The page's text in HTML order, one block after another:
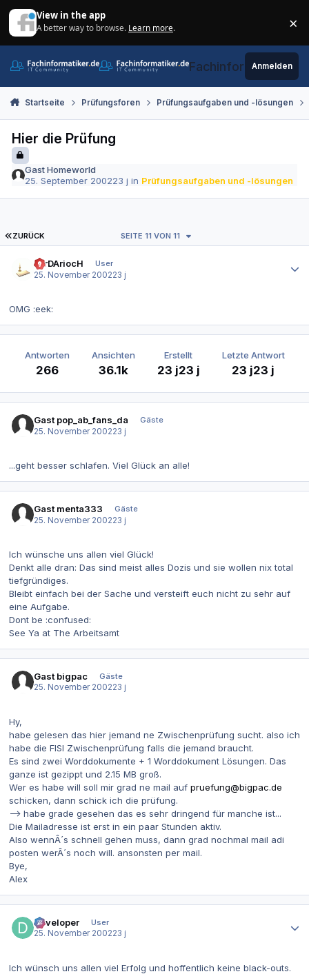
View in the app
A better way to browse. Learn more. ×
Fachinformatiker.de
Anmelden
Startseite Prüfungsforen Prüfungsaufgaben und -lösungen
Hier die Prüfung
Gast Homeworld
25. September 200223 j in Prüfungsaufgaben und -lösungen
ERSTE SEITE
ZURÜCK SEITE 11 VON 11
LorDAriocH
User
25. November 200223 j
OMG :eek:
Antworten
266
Ansichten
36.1k
Erstellt
23 j23 j
Letzte Antwort
23 j23 j
Gast pop_ab_fans_da
Gäste
25. November 200223 j
...geht besser schlafen. Viel Glück an alle!
Gast menta333
Gäste
25. November 200223 j
Ich wünsche uns allen viel Glück!
Denkt alle dran: Das sind meist alles Dozis und sie wollen nix total
tiefgründiges.
Bleibt einfach bei der Sache und versteift euch nicht zu sehr auf
eine Aufgabe.
Dont be :confused:
See Ya at The Arbeitsamt
Gast bigpac
Gäste
25. November 200223 j
Hy,
habe gelesen das hier jemand ne Zwischenprüfung sucht. also ich
habe die FISI Zwischenprüfung falls die jemand braucht.
Es sind zwei Worddokumente + 1 Worddokument Lösungen. Das
ganze ist gezippt und 2.15 MB groß.
Wer es habe will soll mir grad ne mail auf pruefung@bigpac.de
schicken, dann schick ich die prüfung.
--> habe grade gesehen das es sehr dringend für manche ist...
Die Mailadresse ist erst in ein paar Stunden aktiv.
Also wennÂ´s schnell gehen muss, dann grad nochmal mail adi
posten werÂ´s noch will. ansonsten per mail.
Bye,
Alex
developer
User
25. November 200223 j
Ich wünsch uns allen viel Erfolg und hoffentlich keine black-outs.